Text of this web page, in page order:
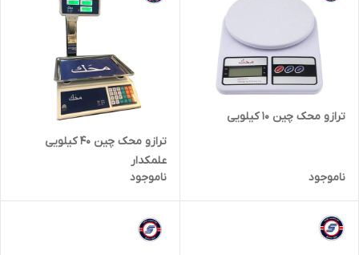
ترازو محک چین 10 کیلویی
ناموجود
ترازو محک چین 40 کیلویی
علمکدار
ناموجود